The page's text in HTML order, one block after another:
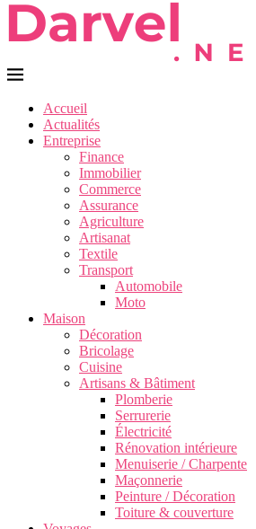
Accueil
Actualités
Entreprise
Finance
Immobilier
Commerce
Assurance
Agriculture
Artisanat
Textile
Transport
Automobile
Moto
Maison
Décoration
Bricolage
Cuisine
Artisans & Bâtiment
Plomberie
Serrurerie
Électricité
Rénovation intérieure
Menuiserie / Charpente
Maçonnerie
Peinture / Décoration
Toiture & couverture